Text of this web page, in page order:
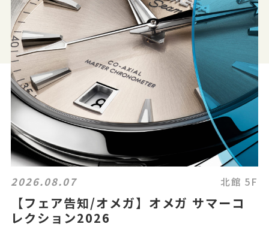
2026.08.07 北館 5F
【フェア告知/オメガ】オメガ サマーコ
レクション2026